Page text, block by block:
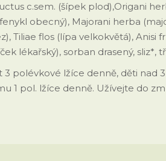
c.sem. (šípek plod),Origani
obecný), Majorani herba
Tiliae flos (lípa velkokvětá), Anisi
lékařský), sorban drasený, sliz*,
3 polévkové lžíce denně, děti nad
1 pol. lžíce denně. Užívejte do